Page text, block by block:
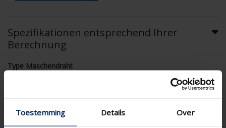
Toestemming Details Over
Spezifikationen entsprechend Ihrer
Berechnung
Type Maschendraht